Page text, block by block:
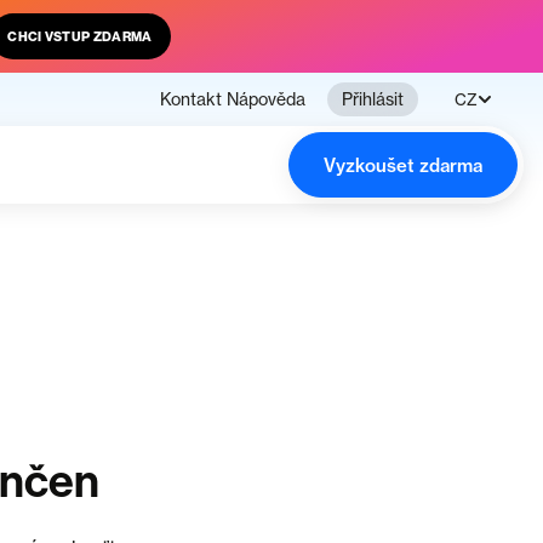
CHCI VSTUP ZDARMA
Kontakt Nápověda Přihlásit CZ
Vyzkoušet zdarma